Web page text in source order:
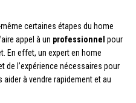
certaines étapes du home
appel à un professionnel pour
En effet, un expert en home
de l’expérience nécessaires pour
à vendre rapidement et au